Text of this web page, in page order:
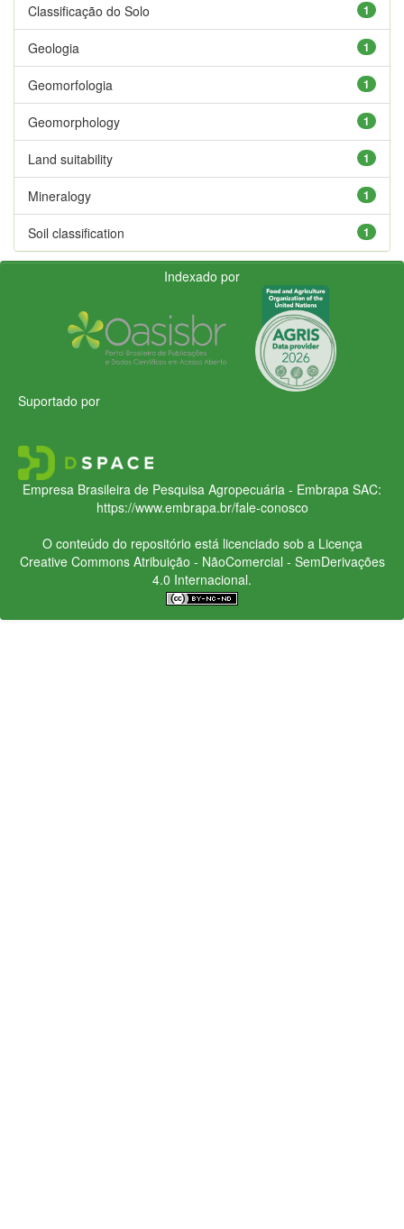
1
Classificação do Solo
1
Geologia
1
Geomorfologia
1
Geomorphology
1
Land suitability
1
Mineralogy
1
Soil classification
Indexado por
Suportado por
Empresa Brasileira de Pesquisa Agropecuária - Embrapa SAC:
https://www.embrapa.br/fale-conosco
O conteúdo do repositório está licenciado sob a Licença
Creative CommonsAtribuição - NãoComercial - SemDerivações
4.0 Internacional.